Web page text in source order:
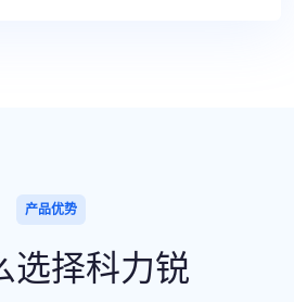
产品优势
选择科力锐